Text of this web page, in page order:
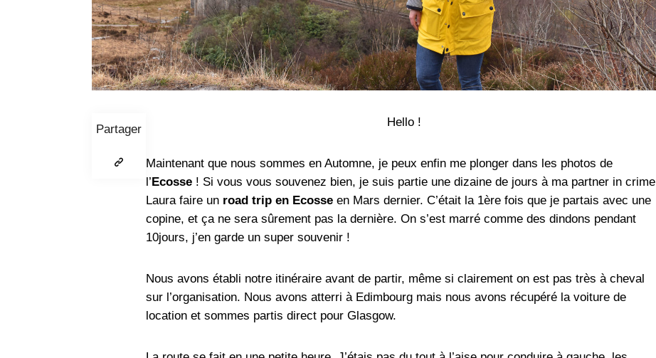
Partager
Hello !
Maintenant que nous sommes en Automne, je peux enfin me plonger dans les photos de
l’Ecosse ! Si vous vous souvenez bien, je suis partie une dizaine de jours à ma partner in crime
Laura faire un road trip en Ecosse en Mars dernier. C’était la 1ère fois que je partais avec une
copine, et ça ne sera sûrement pas la dernière. On s’est marré comme des dindons pendant
10jours, j’en garde un super souvenir !
Nous avons établi notre itinéraire avant de partir, même si clairement on est pas très à cheval
sur l’organisation. Nous avons atterri à Edimbourg mais nous avons récupéré la voiture de
location et sommes partis direct pour Glasgow.